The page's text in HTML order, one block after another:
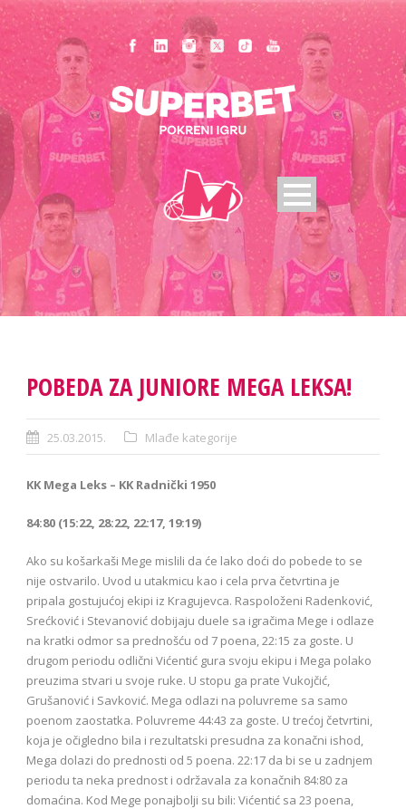
POBEDA ZA JUNIORE MEGA LEKSA!
25.03.2015. Mlađe kategorije
KK Mega Leks – KK Radnički 1950
84:80 (15:22, 28:22, 22:17, 19:19)
Ako su košarkaši Mege mislili da će lako doći do pobede to se
nije ostvarilo. Uvod u utakmicu kao i cela prva četvrtina je
pripala gostujućoj ekipi iz Kragujevca. Raspoloženi Radenković,
Srećković i Stevanović dobijaju duele sa igračima Mege i odlaze
na kratki odmor sa prednošću od 7 poena, 22:15 za goste. U
drugom periodu odlični Vićentić gura svoju ekipu i Mega polako
preuzima stvari u svoje ruke. U stopu ga prate Vukojčić,
Grušanović i Savković. Mega odlazi na poluvreme sa samo
poenom zaostatka. Poluvreme 44:43 za goste. U trećoj četvrtini,
koja je očigledno bila i rezultatski presudna za konačni ishod,
Mega dolazi do prednosti od 5 poena. 22:17 da bi se u zadnjem
periodu ta neka prednost i održavala za konačnih 84:80 za
domaćina. Kod Mege ponajbolji su bili: Vićentić sa 23 poena,